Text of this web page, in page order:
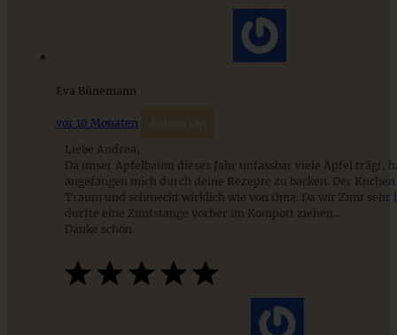
9 saisonale Rezepte im August – die besten Ideen mit Obst
ZUM BEITRAGEva Bünemann
vor 10 Monaten Antworten
Liebe Andrea,
Da unser Apfelbaum dieses Jahr unfassbar viele Äpfel trägt,
angefangen mich durch deine Rezepte zu backen. Der
Traum und schmeckt wirklich wie von Oma. Da wir Zimt sehr
durfte eine Zimtstange vorher im Kompott ziehen…
Danke schön.